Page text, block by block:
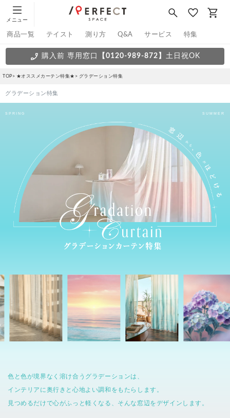
メニュー
商品一覧 テイスト 測り方 Q&A サービス 特集
購入前 専用窓口 【0120-989-872】 土日祝OK
TOP ★オススメカーテン特集★ グラデーション特集
グラデーション特集
SPRING SUMMER
色と色が境界なく溶け合うグラデーションは、
インテリアに奥行きと心地よい調和をもたらします。
見つめるだけで心がふっと軽くなる、そんな窓辺をデザインします。